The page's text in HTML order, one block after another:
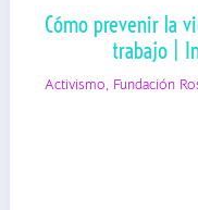
Cómo prevenir la
trabajo |
Activismo, Fundación